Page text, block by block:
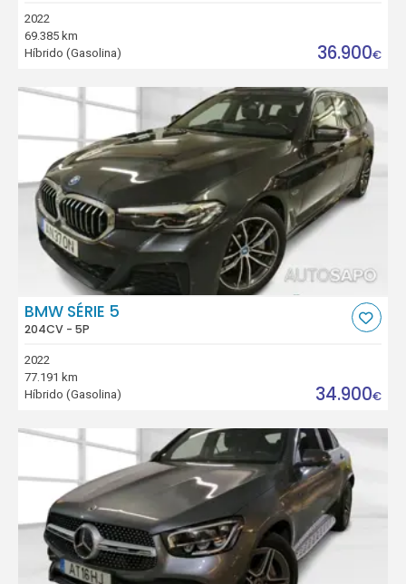
2022
69.385 km
Híbrido (Gasolina)
36.900€
BMW SÉRIE 5
204CV - 5P
2022
77.191 km
Híbrido (Gasolina)
34.900€